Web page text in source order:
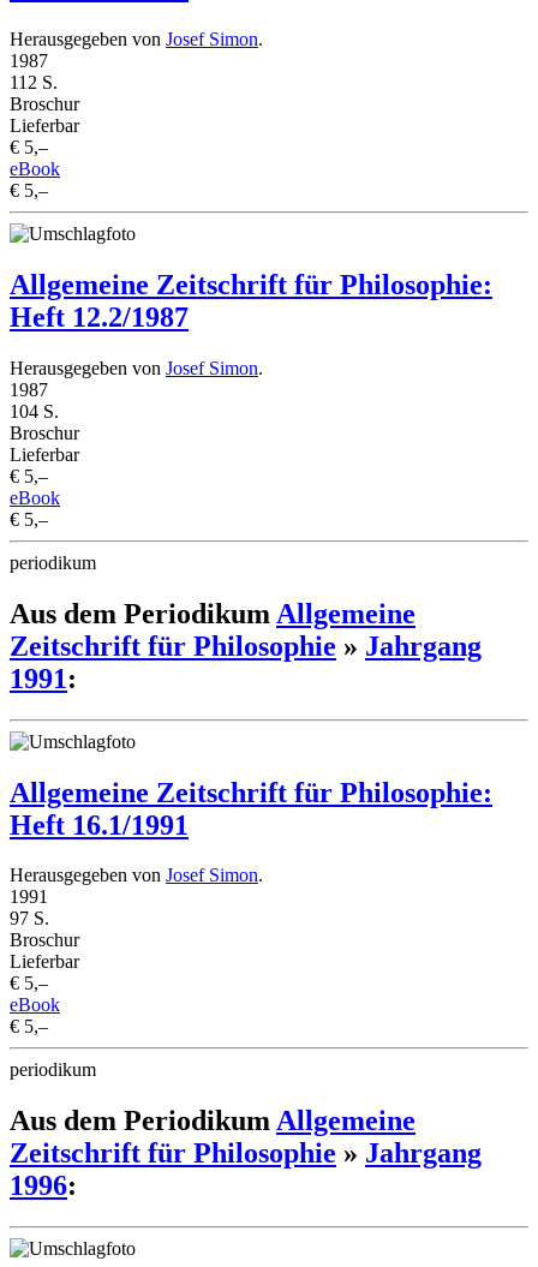
Herausgegeben von Josef Simon.
1987
112 S.
Broschur
Lieferbar
€ 5,–
eBook
€ 5,–
Allgemeine Zeitschrift für Philosophie:
Heft 12.2/1987
Herausgegeben von Josef Simon.
1987
104 S.
Broschur
Lieferbar
€ 5,–
eBook
€ 5,–
periodikum
Aus dem Periodikum Allgemeine
Zeitschrift für Philosophie » Jahrgang
1991:
Allgemeine Zeitschrift für Philosophie:
Heft 16.1/1991
Herausgegeben von Josef Simon.
1991
97 S.
Broschur
Lieferbar
€ 5,–
eBook
€ 5,–
periodikum
Aus dem PeriodikumAllgemeine
Zeitschrift für Philosophie » Jahrgang
1996: